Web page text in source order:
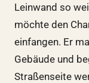
Leinwand so
möchte den
einfangen. Er
Gebäude und
Straßenseite